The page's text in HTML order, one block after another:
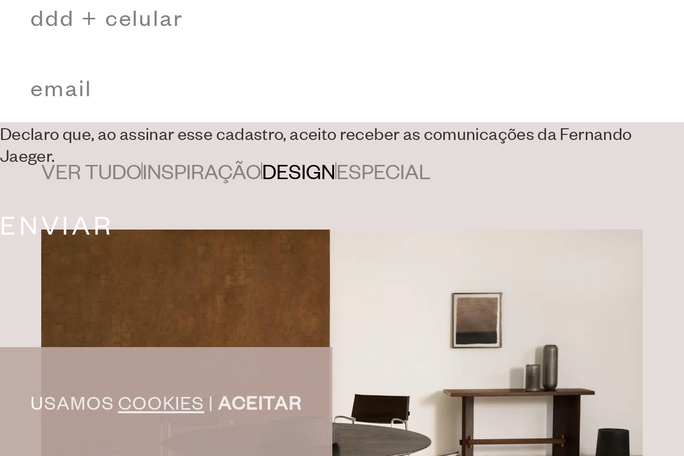
Uma coleção de histórias do nosso universo, com tudo o
inspirem também
VER TUDOINSPIRAÇÃODESIGNESPECIAL
Declaro que, ao assinar esse cadastro, aceito receber as comunicações da Fernando
Jaeger.
ENVIAR
USAMOS COOKIES | ACEITAR